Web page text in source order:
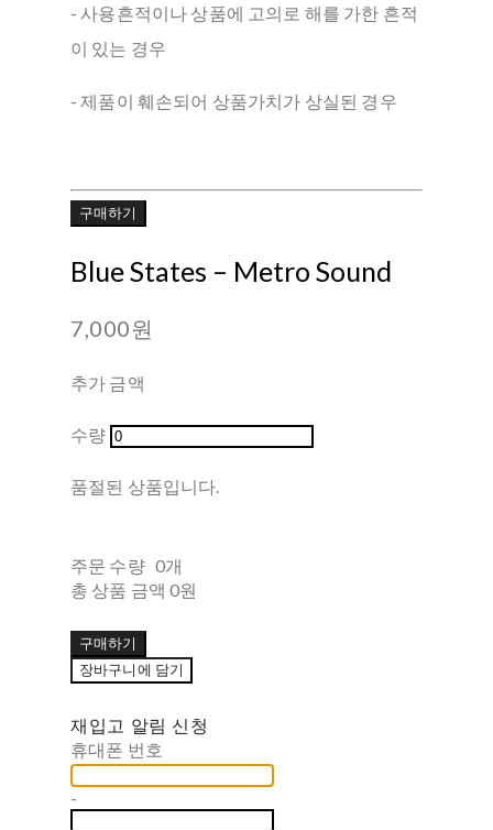
- 사용흔적이나 상품에 고의로 해를 가한 흔적
이 있는 경우
- 제품이 훼손되어 상품가치가 상실된 경우
구매하기
Blue States – Metro Sound
7,000원
추가 금액
수량
품절된 상품입니다.
주문 수량 0개
총 상품 금액 0원
구매하기
장바구니에 담기
재입고 알림 신청
휴대폰 번호
-